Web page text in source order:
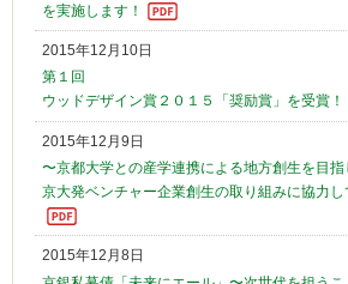
を実施します！
2015年12月10日
第１回
ウッドデザイン賞２０１５「奨励賞」を受賞！
2015年12月9日
〜京都大学との産学連携による地方創生を目指
京大発ベンチャー企業創生の取り組みに協力し
2015年12月8日